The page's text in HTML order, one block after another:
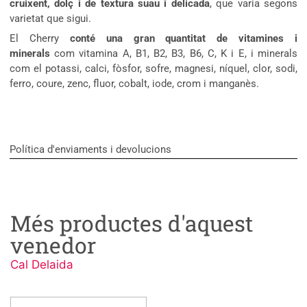
cruixent, dolç i de textura suau i delicada, que varia segons
varietat que sigui.
El Cherry conté una gran quantitat de vitamines i
minerals com vitamina A, B1, B2, B3, B6, C, K i E, i minerals
com el potassi, calci, fòsfor, sofre, magnesi, níquel, clor, sodi,
ferro, coure, zenc, fluor, cobalt, iode, crom i manganès.
Política d'enviaments i devolucions
Més productes d'aquest
venedor
Cal Delaida